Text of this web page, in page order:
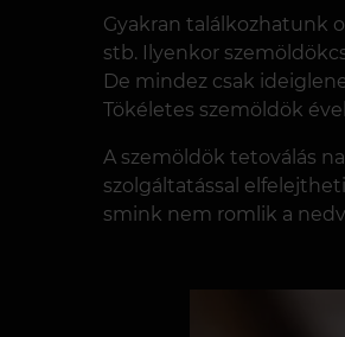
Gyakran találkozhatunk
stb. Ilyenkor
De mindez csak
Tökéletes szemöldök
A szemöldök tetoválás
szolgáltatással
smink nem romlik a